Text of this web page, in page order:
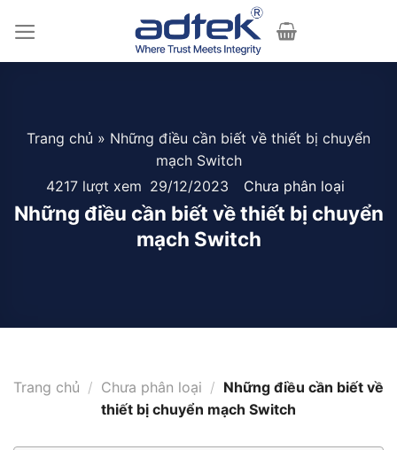
Trang chủ » Những điều cần biết về thiết bị chuyển
mạch Switch
4217 lượt xem 29/12/2023 Chưa phân loại
Những điều cần biết về thiết bị chuyển
mạch Switch
Trang chủ / Chưa phân loại / Những điều cần biết về
thiết bị chuyển mạch Switch